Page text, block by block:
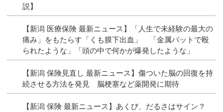
説】
【新潟 医療保険 最新ニュース】「人生で未経験の最大の
痛み」をもたらす「くも膜下出血」 「金属バットで殴
られたような」「頭の中で何かが爆発したような」
【新潟 保険見直し 最新ニュース】傷ついた脳の回復を持
続させる方法を発見 脳梗塞など薬開発に期待
【新潟 保険 最新ニュース】あくび、だるさはサイン？